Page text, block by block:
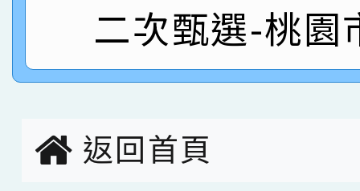
指導老師林老師
賽 劉文瑛教師榮獲教
臺灣台語-第二名
賀！本校參與2026世
市賽榮獲科學小創客佳
二次甄選-桃園
返回首頁